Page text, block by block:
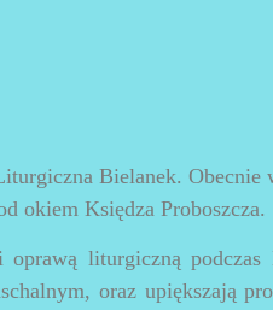
Bielanek.
okiem Księdza Proboszcza.
liturgiczną
oraz upiększają